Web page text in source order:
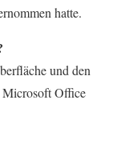
hatte.
und den
Microsoft Office